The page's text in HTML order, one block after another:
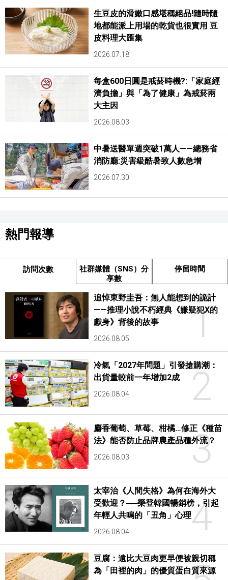
生豆皮的滑嫩口感堪稱絕品!隨時隨
地都能派上用場的乾貨也很實用 豆
皮料理大匯集
2026.07.18
每盒600日圓是戒菸時機?:「家庭經
濟負擔」與「為了健康」為戒菸兩
大主因
2026.08.03
中暑送醫單週突破1萬人——總務省
消防廳:災害級酷暑致人數急增
2026.07.30
熱門報導
訪問次數
社群媒體（SNS）分
享數
停留時間
1
追悼東野圭吾：無人能想到的詭計
——推理小說不朽經典《嫌疑犯X的
獻身》背後的故事
2026.08.05
2
冷氣「2027年問題」引發搶購潮：
出貨量較前一年增加2成
2026.08.04
3
麝香葡萄、草莓、柑橘…修正《種苗
法》能否防止品牌農產品種外流？
2026.08.03
4
太宰治《人間失格》為何在海外大
受歡迎？──榮登韓國暢銷榜，引起
年輕人共鳴的「丑角」心理
2026.08.04
豆腐：遠比大豆肉更早便被親切稱
為「田裡的肉」的優質蛋白質來源